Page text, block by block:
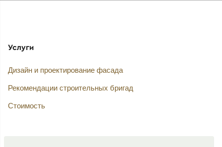
Услуги
Дизайн и проектирование фасада
Рекомендации строительных бригад
Стоимость